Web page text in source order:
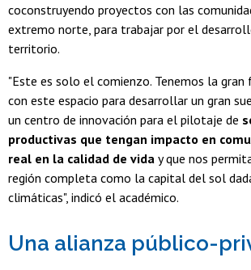
coconstruyendo proyectos con las
extremo norte, para trabajar por el
territorio.
"Este es solo el comienzo. Tenemos la
con este espacio para desarrollar un gran
un centro de innovación para el pilotaje de
productivas que tengan impacto en
real en la calidad de vida y que nos
región completa como la capital del sol
climáticas", indicó el académico.
Una alianza público-